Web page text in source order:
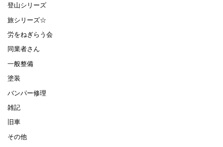
登山シリーズ
旅シリーズ☆
労をねぎらう会
同業者さん
一般整備
塗装
バンパー修理
雑記
旧車
その他